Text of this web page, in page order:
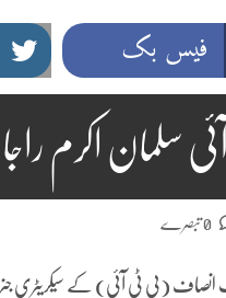
فیس بک
سلمان اکرم
انصاف (پی ٹی آئی) کے